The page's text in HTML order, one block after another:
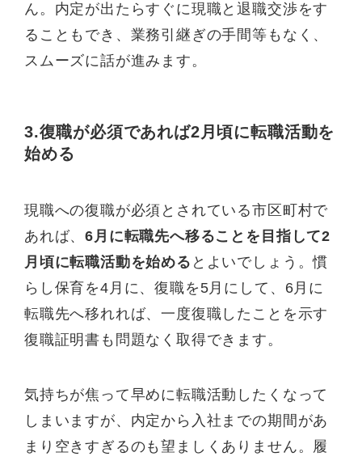
ん。内定が出たらすぐに現職と退職交渉をす
ることもでき、業務引継ぎの手間等もなく、
スムーズに話が進みます。
3.復職が必須であれば2月頃に転職活動を
始める
現職への復職が必須とされている市区町村で
あれば、6月に転職先へ移ることを目指して2
月頃に転職活動を始める とよいでしょう。慣
らし保育を4月に、復職を5月にして、6月に
転職先へ移れれば、一度復職したことを示す
復職証明書も問題なく取得できます。
気持ちが焦って早めに転職活動したくなって
しまいますが、内定から入社までの期間があ
まり空きすぎるのも望ましくありません。履